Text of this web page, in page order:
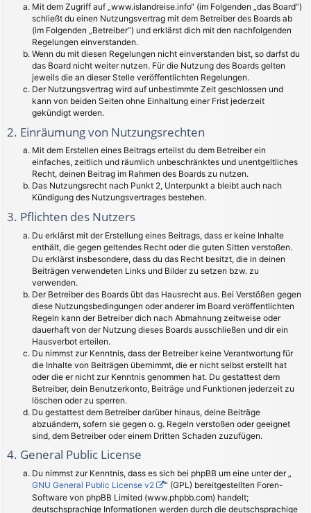
Mit dem Zugriff auf „www.islandreise.info“ (im Folgenden „das Board“)
schließt du einen Nutzungsvertrag mit dem Betreiber des Boards ab
(im Folgenden „Betreiber“) und erklärst dich mit den nachfolgenden
Regelungen einverstanden.
Wenn du mit diesen Regelungen nicht einverstanden bist, so darfst du
das Board nicht weiter nutzen. Für die Nutzung des Boards gelten
jeweils die an dieser Stelle veröffentlichten Regelungen.
Der Nutzungsvertrag wird auf unbestimmte Zeit geschlossen und
kann von beiden Seiten ohne Einhaltung einer Frist jederzeit
gekündigt werden.
2. Einräumung von Nutzungsrechten
Mit dem Erstellen eines Beitrags erteilst du dem Betreiber ein
einfaches, zeitlich und räumlich unbeschränktes und unentgeltliches
Recht, deinen Beitrag im Rahmen des Boards zu nutzen.
Das Nutzungsrecht nach Punkt 2, Unterpunkt a bleibt auch nach
Kündigung des Nutzungsvertrages bestehen.
3. Pflichten des Nutzers
Du erklärst mit der Erstellung eines Beitrags, dass er keine Inhalte
enthält, die gegen geltendes Recht oder die guten Sitten verstoßen.
Du erklärst insbesondere, dass du das Recht besitzt, die in deinen
Beiträgen verwendeten Links und Bilder zu setzen bzw. zu
verwenden.
Der Betreiber des Boards übt das Hausrecht aus. Bei Verstößen gegen
diese Nutzungsbedingungen oder anderer im Board veröffentlichten
Regeln kann der Betreiber dich nach Abmahnung zeitweise oder
dauerhaft von der Nutzung dieses Boards ausschließen und dir ein
Hausverbot erteilen.
Du nimmst zur Kenntnis, dass der Betreiber keine Verantwortung für
die Inhalte von Beiträgen übernimmt, die er nicht selbst erstellt hat
oder die er nicht zur Kenntnis genommen hat. Du gestattest dem
Betreiber, dein Benutzerkonto, Beiträge und Funktionen jederzeit zu
löschen oder zu sperren.
Du gestattest dem Betreiber darüber hinaus, deine Beiträge
abzuändern, sofern sie gegen o. g. Regeln verstoßen oder geeignet
sind, dem Betreiber oder einem Dritten Schaden zuzufügen.
4. General Public License
Du nimmst zur Kenntnis, dass es sich bei phpBB um eine unter der „
GNU General Public License v2
“ (GPL) bereitgestellten Foren-
Software von phpBB Limited (www.phpbb.com) handelt;
deutschsprachige Informationen werden durch die deutschsprachige